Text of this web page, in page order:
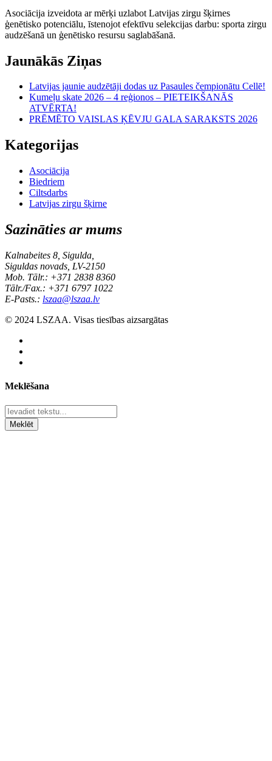
Asociācija izveidota ar mērķi uzlabot Latvijas zirgu šķirnes
ģenētisko potenciālu, īstenojot efektīvu selekcijas darbu: sporta zirgu
audzēšanā un ģenētisko resursu saglabāšanā.
Jaunākās Ziņas
Latvijas jaunie audzētāji dodas uz Pasaules čempionātu Cellē!
Kumeļu skate 2026 – 4 reģionos – PIETEIKŠANĀS
ATVĒRTA!
PRĒMĒTO VAISLAS ĶĒVJU GALA SARAKSTS 2026
Kategorijas
Asociācija
Biedriem
Ciltsdarbs
Latvijas zirgu šķirne
Sazināties ar mums
Kalnabeites 8, Sigulda,
Siguldas novads, LV-2150
Mob. Tālr.: +371 2838 8360
Tālr./Fax.: +371 6797 1022
E-Pasts.: lszaa@lszaa.lv
© 2024 LSZAA. Visas tiesības aizsargātas
Meklēšana
Meklēt